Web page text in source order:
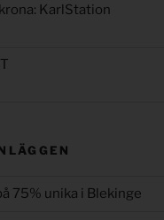
KarlStation
75% unika i Blekinge